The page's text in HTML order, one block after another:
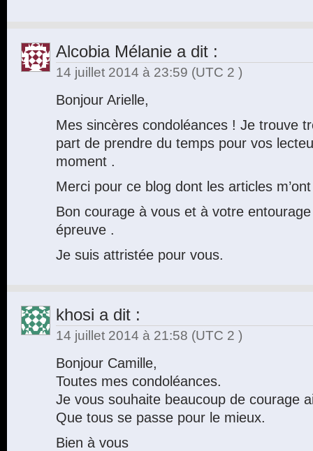
Alcobia Mélanie a dit :
14 juillet 2014 à 23:59 (UTC 2 )
Bonjour Arielle,
Mes sincères condoléances ! Je trouve
part de prendre du temps pour vos
moment .
Merci pour ce blog dont les articles
Bon courage à vous et à votre
épreuve .
Je suis attristée pour vous.
khosi a dit :
14 juillet 2014 à 21:58 (UTC 2 )
Bonjour Camille,
Toutes mes condoléances.
Je vous souhaite beaucoup de courage
Que tous se passe pour le mieux.
Bien à vous